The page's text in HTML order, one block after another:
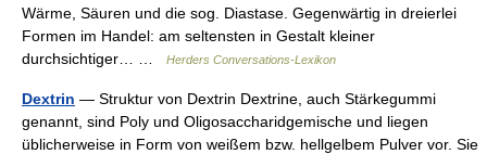
Wärme, Säuren und die sog. Diastase. Gegenwärtig in dreierlei
Formen im Handel: am seltensten in Gestalt kleiner
durchsichtiger… …
Herders Conversations-Lexikon
Dextrin — Struktur von Dextrin Dextrine, auch Stärkegummi
genannt, sind Poly und Oligosaccharidgemische und liegen
üblicherweise in Form von weißem bzw. hellgelbem Pulver vor. Sie